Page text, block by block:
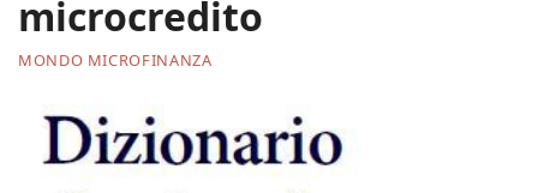
MONDO MICROFINANZA
microcredito